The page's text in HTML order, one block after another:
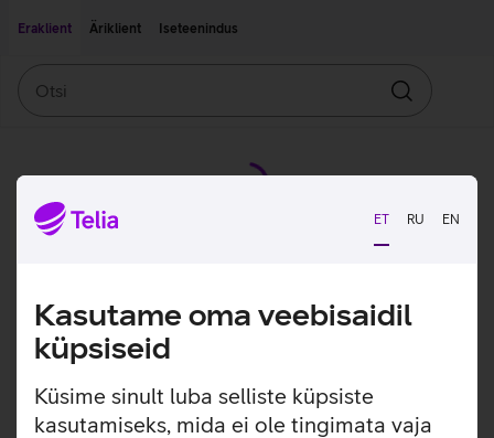
ET RU EN
Kasutame oma veebisaidil
küpsiseid
Küsime sinult luba selliste küpsiste
kasutamiseks, mida ei ole tingimata vaja
Eraklient
Äriklient Iseteenindus
Otsin